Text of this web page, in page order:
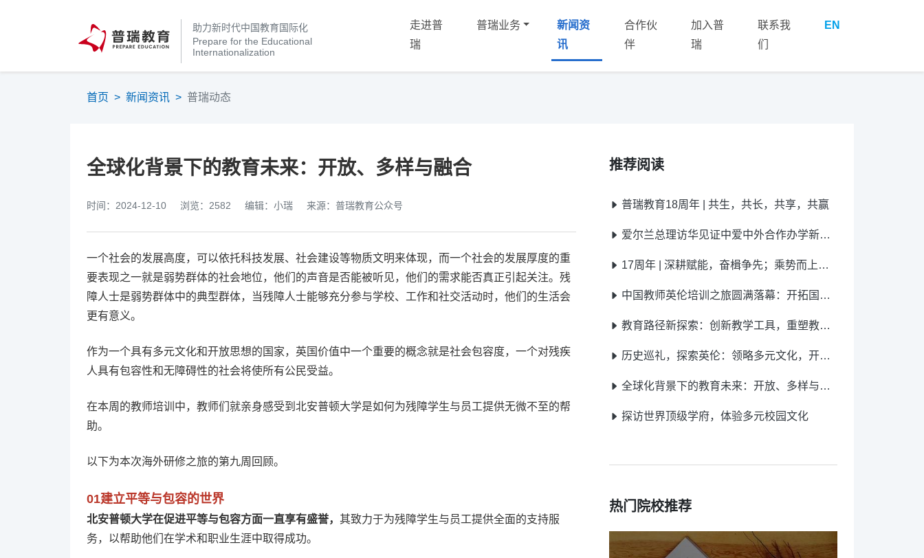
助力新时代中国教育国际化
Prepare for the Educational
Internationalization
走进普
瑞
普瑞业务
新闻资
讯
合作伙
伴
加入普
瑞
联系我
们
EN
首页 > 新闻资讯 > 普瑞动态
全球化背景下的教育未来：开放、多样与融合
时间：2024-12-10 浏览：2582 编辑：小瑞 来源：普瑞教育公众号
一个社会的发展高度，可以依托科技发展、社会建设等物质文明来体现，而一个社会的发展厚度的重
要表现之一就是弱势群体的社会地位，他们的声音是否能被听见，他们的需求能否真正引起关注。残
障人士是弱势群体中的典型群体，当残障人士能够充分参与学校、工作和社交活动时，他们的生活会
更有意义。
作为一个具有多元文化和开放思想的国家，英国价值中一个重要的概念就是社会包容度，一个对残疾
人具有包容性和无障碍性的社会将使所有公民受益。
在本周的教师培训中，教师们就亲身感受到北安普顿大学是如何为残障学生与员工提供无微不至的帮
助。
以下为本次海外研修之旅的第九周回顾。
01建立平等与包容的世界
北安普顿大学在促进平等与包容方面一直享有盛誉， 其致力于为残障学生与员工提供全面的支持服
务，以帮助他们在学术和职业生涯中取得成功。
推荐阅读
普瑞教育18周年 | 共生，共长，共享，共赢
爱尔兰总理访华见证中爱中外合作办学新成果
17周年 | 深耕赋能，奋楫争先；乘势而上，聚势共赢
中国教师英伦培训之旅圆满落幕：开拓国际视野，点亮教育之光
教育路径新探索：创新教学工具，重塑教育模式
历史巡礼，探索英伦：领略多元文化，开拓国际视野
全球化背景下的教育未来：开放、多样与融合
探访世界顶级学府，体验多元校园文化
热门院校推荐